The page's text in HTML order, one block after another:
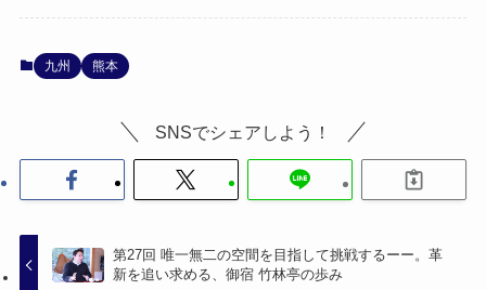
九州 熊本
SNSでシェアしよう！
第27回 唯一無二の空間を目指して挑戦するーー。革
新を追い求める、御宿 竹林亭の歩み